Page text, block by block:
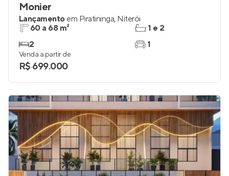
Monier
Lançamento em Piratininga, Niterói
60 a 68 m²
2
1 e 2
1
Venda a partir de
R$ 699.000